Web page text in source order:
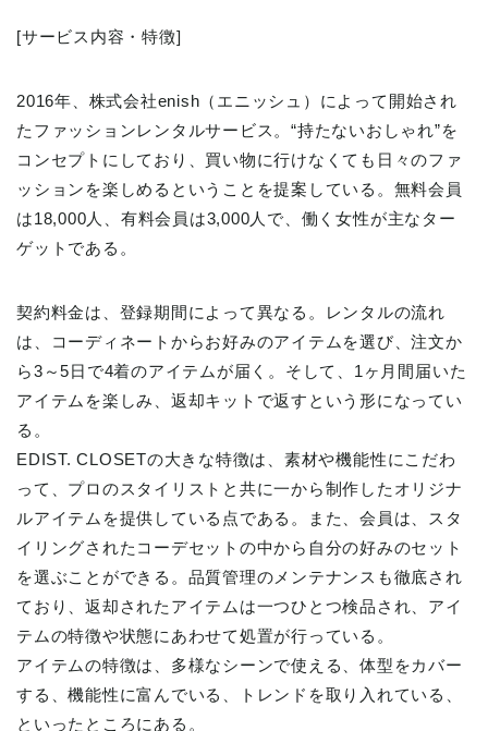
[サービス内容・特徴]
2016年、株式会社enish（エニッシュ）によって開始され
たファッションレンタルサービス。“持たないおしゃれ”を
コンセプトにしており、買い物に行けなくても日々のファ
ッションを楽しめるということを提案している。無料会員
は18,000人、有料会員は3,000人で、働く女性が主なター
ゲットである。
契約料金は、登録期間によって異なる。レンタルの流れ
は、コーディネートからお好みのアイテムを選び、注文か
ら3～5日で4着のアイテムが届く。そして、1ヶ月間届いた
アイテムを楽しみ、返却キットで返すという形になってい
る。
EDIST. CLOSETの大きな特徴は、素材や機能性にこだわ
って、プロのスタイリストと共に一から制作したオリジナ
ルアイテムを提供している点である。また、会員は、スタ
イリングされたコーデセットの中から自分の好みのセット
を選ぶことができる。品質管理のメンテナンスも徹底され
ており、返却されたアイテムは一つひとつ検品され、アイ
テムの特徴や状態にあわせて処置が行っている。
アイテムの特徴は、多様なシーンで使える、体型をカバー
する、機能性に富んでいる、トレンドを取り入れている、
といったところにある。